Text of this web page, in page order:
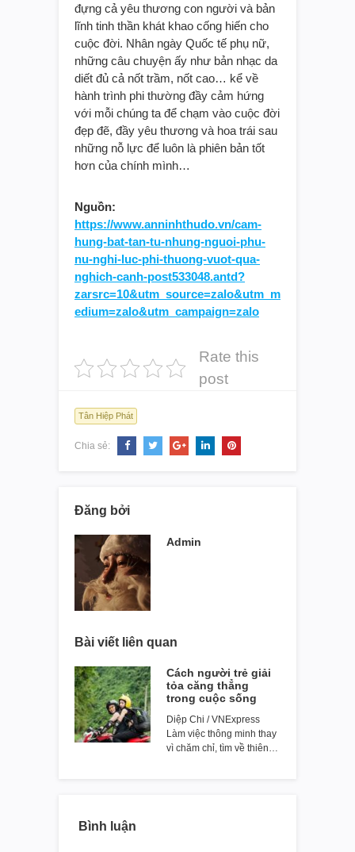
đựng cả yêu thương con người và bản
lĩnh tinh thần khát khao cống hiến cho
cuộc đời. Nhân ngày Quốc tế phụ nữ,
những câu chuyện ấy như bản nhạc da
diết đủ cả nốt trầm, nốt cao… kể về
hành trình phi thường đầy cảm hứng
với mỗi chúng ta để chạm vào cuộc đời
đẹp đẽ, đầy yêu thương và hoa trái sau
những nỗ lực để luôn là phiên bản tốt
hơn của chính mình…
Nguồn:
https://www.anninhthudo.vn/cam-
hung-bat-tan-tu-nhung-nguoi-phu-
nu-nghi-luc-phi-thuong-vuot-qua-
nghich-canh-post533048.antd?
zarsrc=10&utm_source=zalo&utm_m
edium=zalo&utm_campaign=zalo
Rate this
post
Tân Hiệp Phát
Chia sẻ:
Đăng bởi
Admin
Bài viết liên quan
Cách người trẻ giải
tỏa căng thẳng
trong cuộc sống
Diệp Chi / VNExpress
Làm việc thông minh thay
vì chăm chỉ, tìm về thiên…
Bình luận